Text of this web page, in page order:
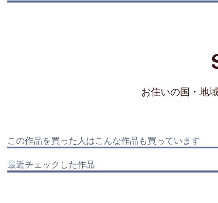
お住いの国・地
この作品を買った人はこんな作品も買っています
最近チェックした作品